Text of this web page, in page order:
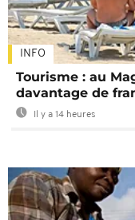
INFO
Tourisme : au
davantage de
Il y a 14 heures